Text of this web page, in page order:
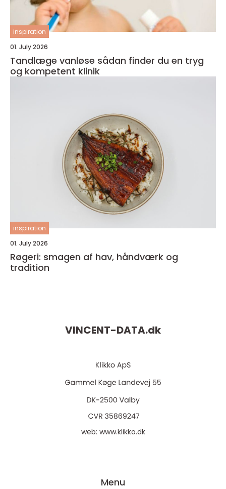
inspiration
01. July 2026
Tandlæge vanløse sådan finder du en tryg
og kompetent klinik
inspiration
01. July 2026
Røgeri: smagen af hav, håndværk og
tradition
VINCENT-DATA.dk
web: www.klikko.dk
Menu